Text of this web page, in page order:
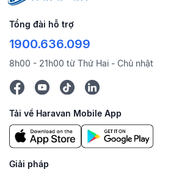
Tổng đài hỗ trợ
1900.636.099
8h00 - 21h00 từ Thứ Hai - Chủ nhật
Tải về Haravan Mobile App
Giải pháp